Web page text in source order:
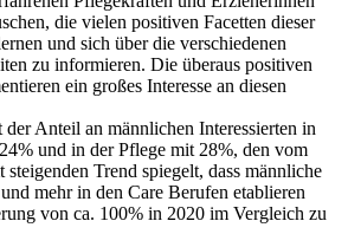
die vielen positiven Facetten dieser
und sich über die verschiedenen
zu informieren. Die überaus positiven
ein großes Interesse an diesen
Anteil an männlichen Interessierten in
und in der Pflege mit 28%, den vom
steigenden Trend spiegelt, dass männliche
mehr in den Care Berufen etablieren
von ca. 100% in 2020 im Vergleich zu